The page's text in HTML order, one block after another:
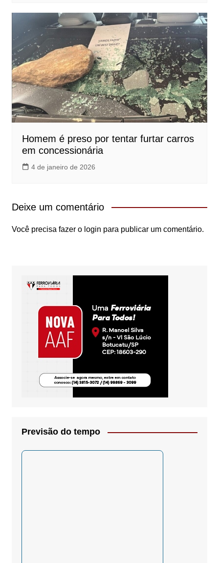
Homem é preso por tentar furtar carros
em concessionária
4 de janeiro de 2026
Deixe um comentário
Você precisa fazer o login para publicar um comentário.
Previsão do tempo